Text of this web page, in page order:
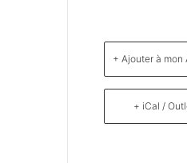
+ Ajouter à mon
+ iCal /